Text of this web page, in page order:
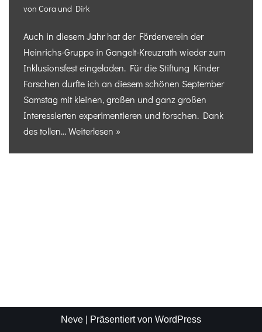
von Cora und Dirk
Auch in diesem Jahr hat der Förderverein der
Heinrichs-Gruppe in Gangelt-Kreuzrath wieder zum
Inklusionsfest eingeladen. Für die Stiftung Kinder
Forschen durfte ich an diesem schönen September
Samstag mit kleinen, großen und ganz großen
Interessierten experimentieren und forschen. Dank
des tollen…Weiterlesen »
Neve | Präsentiert von WordPress